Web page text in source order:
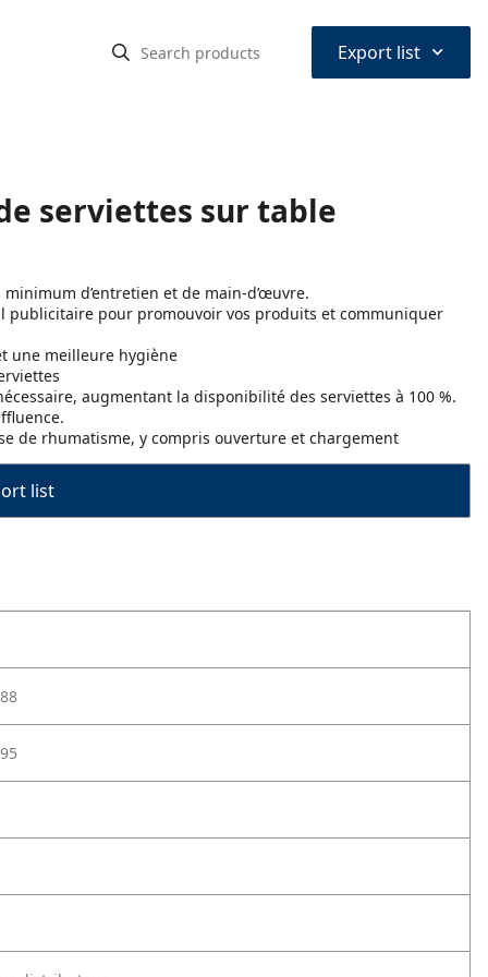
Export list ⌃
serviettes sur table
d’entretien et de main-d’œuvre.
publicitaire pour promouvoir vos produits et communiquer
une meilleure hygiène
augmentant la disponibilité des serviettes à 100 %.
de rhumatisme, y compris ouverture et chargement
list